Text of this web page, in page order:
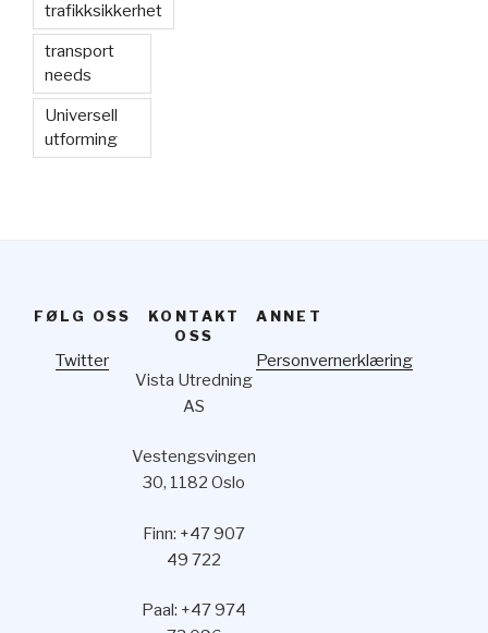
trafikksikkerhet
transport
needs
Universell
utforming
FØLG OSS
Twitter
KONTAKT
OSS
Vista Utredning
AS
Vestengsvingen
30, 1182 Oslo
Finn: +47 907
49 722
Paal: +47 974
ANNET
Personvernerklæring